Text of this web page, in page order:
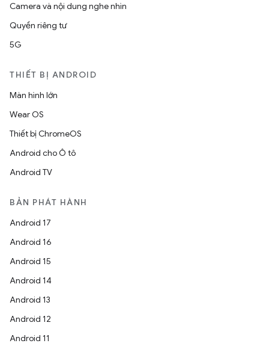
Camera và nội dung nghe nhìn
Quyền riêng tư
5G
THIẾT BỊ ANDROID
Màn hình lớn
Wear OS
Thiết bị ChromeOS
Android cho Ô tô
Android TV
BẢN PHÁT HÀNH
Android 17
Android 16
Android 15
Android 14
Android 13
Android 12
Android 11